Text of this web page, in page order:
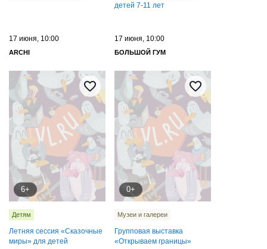
детей 7-11 лет
17 июня, 10:00
ARCHI
6+
Детям
Летняя сессия «Сказочные
миры» для детей
17 июня, 10:00
БОЛЬШОЙ ГУМ
0+
Музеи и галереи
Групповая выставка
«Открываем границы»